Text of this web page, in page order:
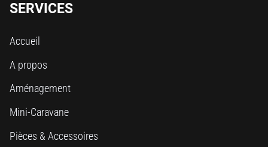
SERVICES
Accueil
A propos
Aménagement
Mini-Caravane
Pièces & Accessoires